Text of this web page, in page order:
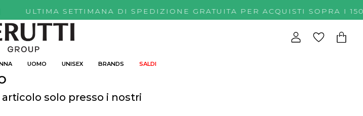
ULTIMA SETTIMANA DI SPEDIZIONE GRATUITA PER ACQUISTI
UOMO UNISEX BRANDS SALDI
solo presso i nostri